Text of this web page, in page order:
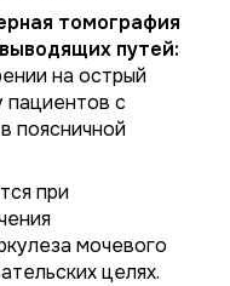
томография
путей:
на острый
с
поясничной
при
мочевого
целях.